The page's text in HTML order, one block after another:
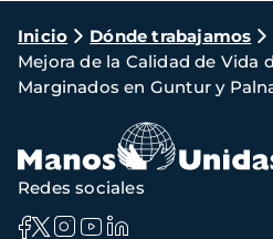
Ruta
de
navegación
Inicio Dónde trabajamos
Mejora de la Calidad de Vida
Marginados en Guntur y
Redes sociales